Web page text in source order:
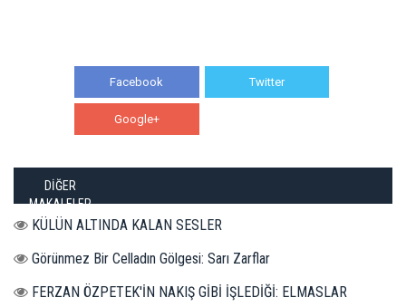
Facebook Twitter
Google+
DİĞER
MAKALELER
KÜLÜN ALTINDA KALAN SESLER
Görünmez Bir Celladın Gölgesi: Sarı Zarflar
FERZAN ÖZPETEK'İN NAKIŞ GİBİ İŞLEDİĞİ: ELMASLAR